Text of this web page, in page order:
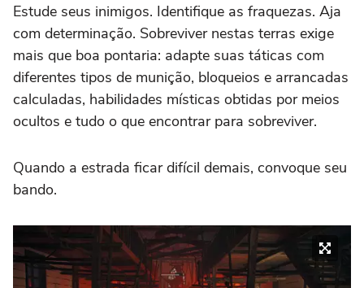
Estude seus inimigos. Identifique as fraquezas. Aja
com determinação. Sobreviver nestas terras exige
mais que boa pontaria: adapte suas táticas com
diferentes tipos de munição, bloqueios e arrancadas
calculadas, habilidades místicas obtidas por meios
ocultos e tudo o que encontrar para sobreviver.
Quando a estrada ficar difícil demais, convoque seu
bando.